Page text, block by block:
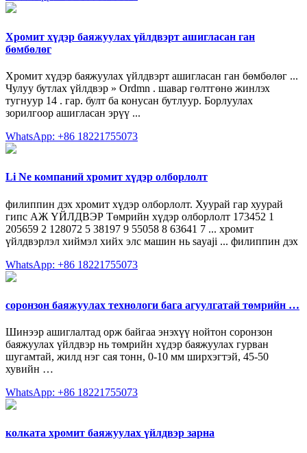
Хромит хүдэр баяжуулах үйлдвэрт ашигласан ган
бөмбөлөг
Хромит хүдэр баяжуулах үйлдвэрт ашигласан ган бөмбөлөг ...
Чулуу бутлах үйлдвэр » Ordmn . шавар гөлтгөнө жинлэх
тугнуур 14 . гар. булт ба конусан бутлуур. Борлуулах
зорилгоор ашигласан эрүү ...
WhatsApp: +86 18221755073
Li Ne компаний хромит хүдэр олборлолт
филиппин дэх хромит хүдэр олборлолт. Хуурай гар хуурай
гипс АЖ ҮЙЛДВЭР Төмрийн хүдэр олборлолт 173452 1
205659 2 128072 5 38197 9 55058 8 63641 7 ... хромит
үйлдвэрлэл хиймэл хийх элс машин нь sayaji ... филиппин дэх
WhatsApp: +86 18221755073
соронзон баяжуулах технологи бага агуулгатай төмрийн …
Шинээр ашиглалтад орж байгаа энэхүү нойтон соронзон
баяжуулах үйлдвэр нь төмрийн хүдэр баяжуулах гурван
шугамтай, жилд нэг сая тонн, 0-10 мм ширхэгтэй, 45-50
хувийн …
WhatsApp: +86 18221755073
колката хромит баяжуулах үйлдвэр зарна